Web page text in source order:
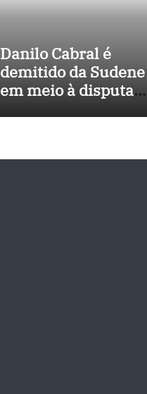
Danilo Cabral é
demitido da Sudene
em meio à disputa